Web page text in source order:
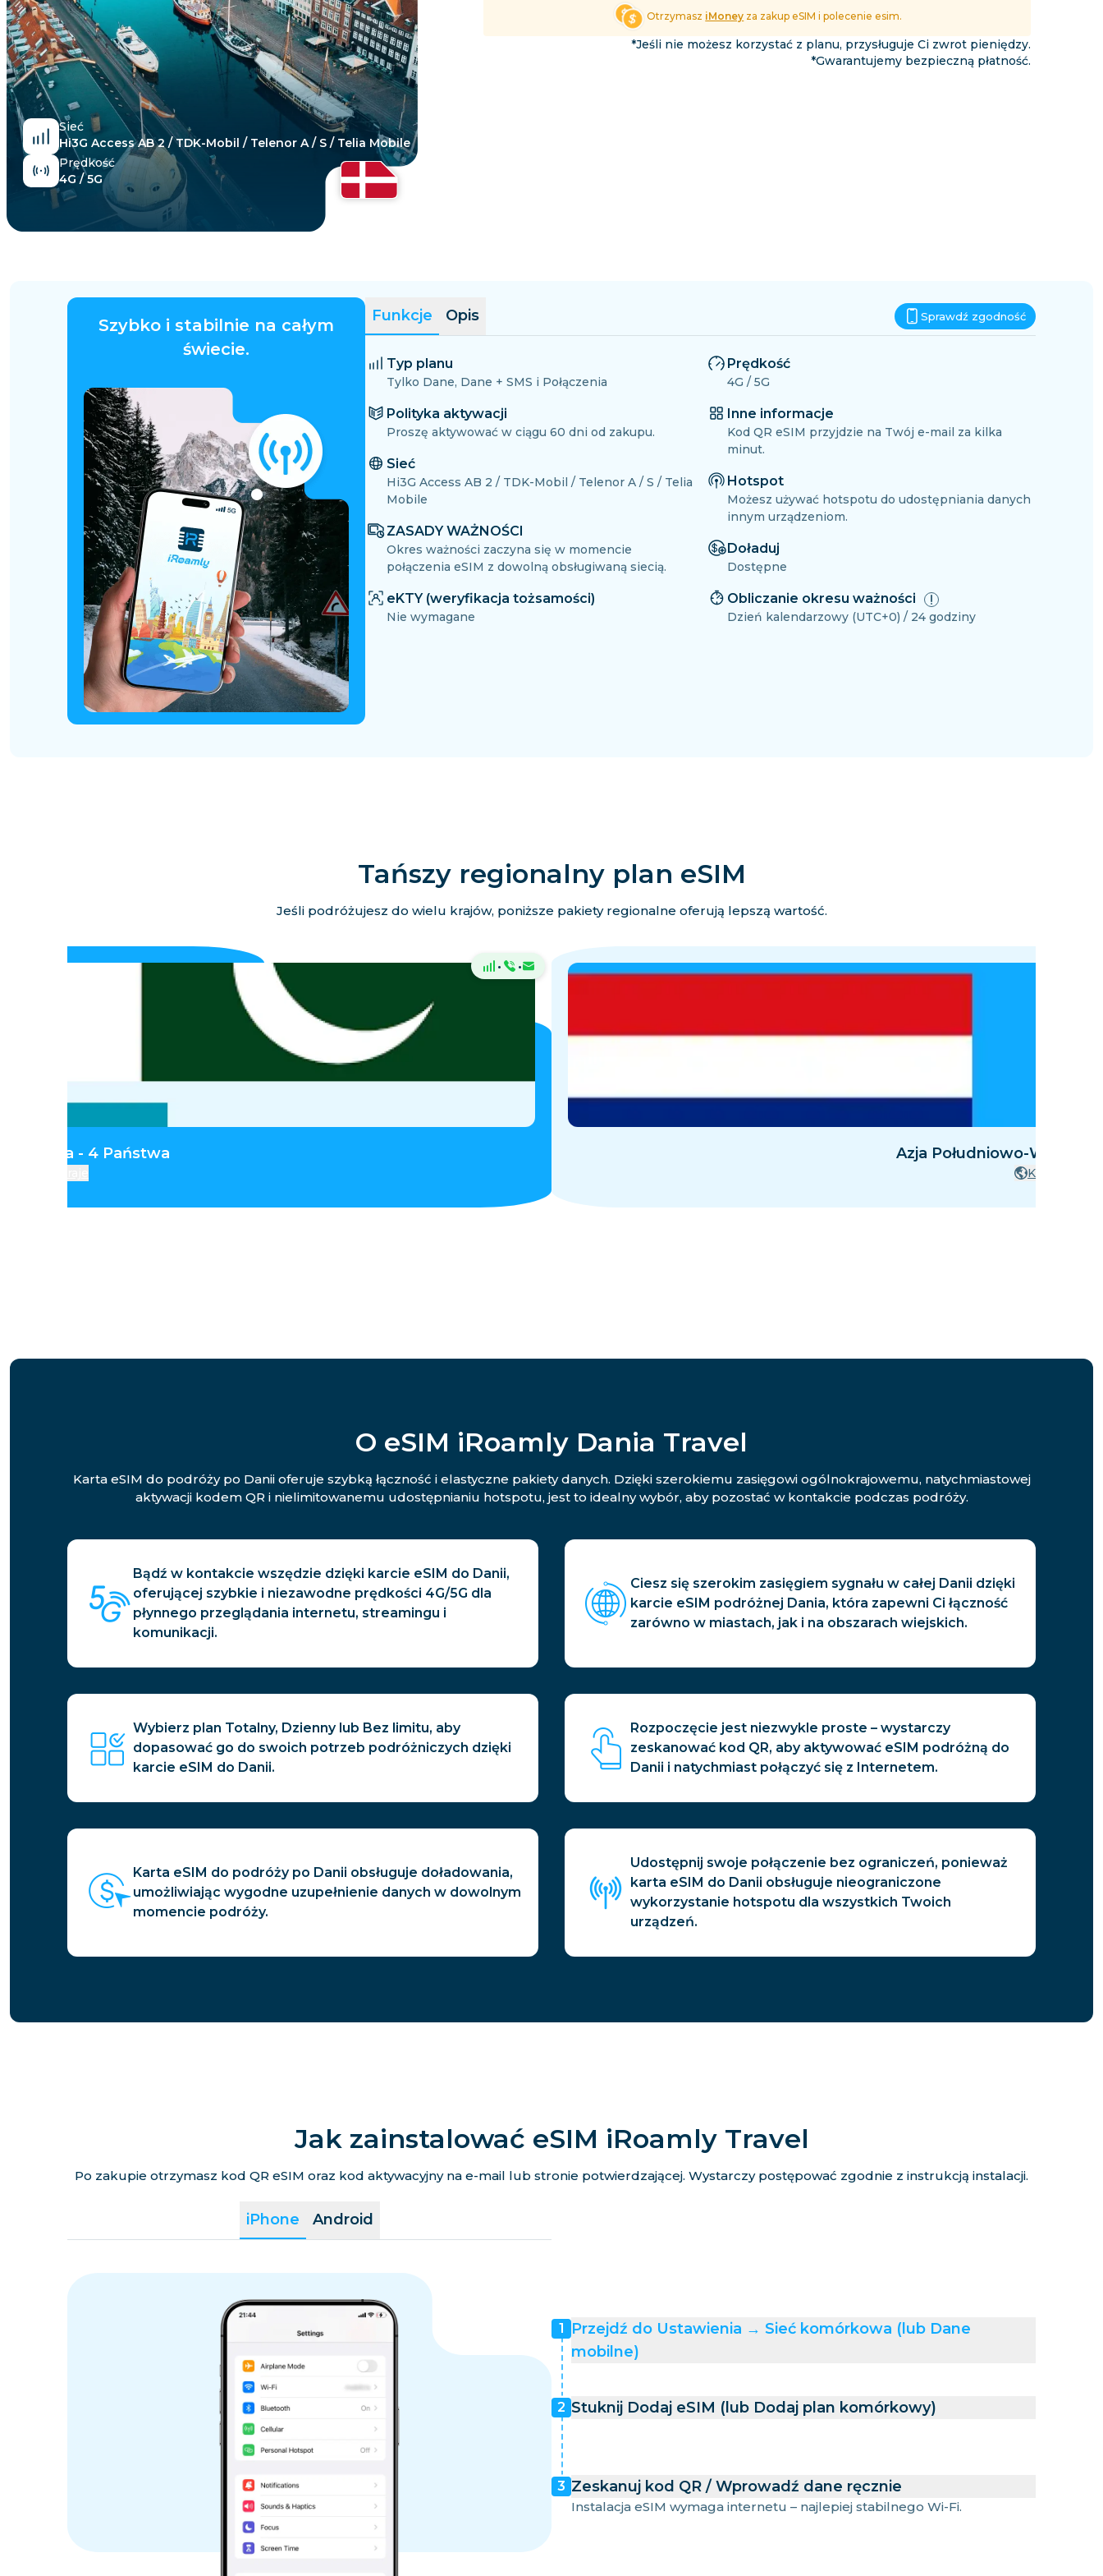
Przeglądaj wszystkie cele podróży
Sieć
Hi3G Access AB 2 / TDK-Mobil / Telenor A / S / Telia Mobile
Prędkość
4G / 5G
Otrzymasz iMoney za zakup eSIM i polecenie esim.
*Jeśli nie możesz korzystać z planu, przysługuje Ci zwrot pieniędzy.
*Gwarantujemy bezpieczną płatność.
Szybko i stabilnie na całym
świecie.
Funkcje Opis Sprawdź zgodność
Typ planu
Tylko Dane, Dane + SMS i Połączenia
Polityka aktywacji
Proszę aktywować w ciągu 60 dni od zakupu.
Sieć
Hi3G Access AB 2 / TDK-Mobil / Telenor A / S / Telia
Mobile
ZASADY WAŻNOŚCI
Okres ważności zaczyna się w momencie
połączenia eSIM z dowolną obsługiwaną siecią.
eKTY (weryfikacja tożsamości)
Nie wymagane
Prędkość
4G / 5G
Inne informacje
Kod QR eSIM przyjdzie na Twój e-mail za kilka
minut.
Hotspot
Możesz używać hotspotu do udostępniania danych
innym urządzeniom.
Doładuj
Dostępne
Obliczanie okresu ważności
Dzień kalendarzowy (UTC+0) / 24 godziny
Tańszy regionalny plan eSIM
Jeśli podróżujesz do wielu krajów, poniższe pakiety regionalne oferują lepszą wartość.
· ·
- 4 Państwa Azja Południowo-
Kraje
O eSIM iRoamly Dania Travel
Karta eSIM do podróży po Danii oferuje szybką łączność i elastyczne pakiety danych. Dzięki szerokiemu zasięgowi ogólnokrajowemu, natychmiastowej
aktywacji kodem QR i nielimitowanemu udostępnianiu hotspotu, jest to idealny wybór, aby pozostać w kontakcie podczas podróży.
Bądź w kontakcie wszędzie dzięki karcie eSIM do Danii,
oferującej szybkie i niezawodne prędkości 4G/5G dla
płynnego przeglądania internetu, streamingu i
komunikacji.
Ciesz się szerokim zasięgiem sygnału w całej Danii dzięki
karcie eSIM podróżnej Dania, która zapewni Ci łączność
zarówno w miastach, jak i na obszarach wiejskich.
Wybierz plan Totalny, Dzienny lub Bez limitu, aby
dopasować go do swoich potrzeb podróżniczych dzięki
karcie eSIM do Danii.
Rozpoczęcie jest niezwykle proste – wystarczy
zeskanować kod QR, aby aktywować eSIM podróżną do
Danii i natychmiast połączyć się z Internetem.
Karta eSIM do podróży po Danii obsługuje doładowania,
umożliwiając wygodne uzupełnienie danych w dowolnym
momencie podróży.
Udostępnij swoje połączenie bez ograniczeń, ponieważ
karta eSIM do Danii obsługuje nieograniczone
wykorzystanie hotspotu dla wszystkich Twoich
urządzeń.
Jak zainstalować eSIM iRoamly Travel
Po zakupie otrzymasz kod QR eSIM oraz kod aktywacyjny na e-mail lub stronie potwierdzającej. Wystarczy postępować zgodnie z instrukcją instalacji.
iPhone Android
1
Przejdź do Ustawienia → Sieć komórkowa (lub Dane
mobilne)
2 Stuknij Dodaj eSIM (lub Dodaj plan komórkowy)
3 Zeskanuj kod QR / Wprowadź dane ręcznie
Instalacja eSIM wymaga internetu – najlepiej stabilnego Wi-Fi.